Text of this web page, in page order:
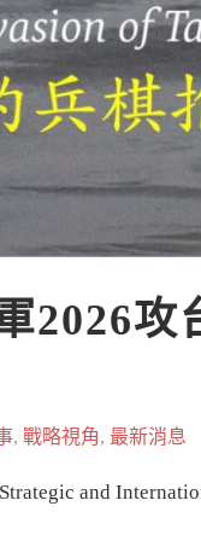
2026攻
, 戰略視角, 最新消息
and